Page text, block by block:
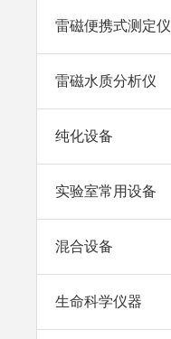
雷磁便携式测定仪
雷磁水质分析仪
纯化设备
实验室常用设备
混合设备
生命科学仪器